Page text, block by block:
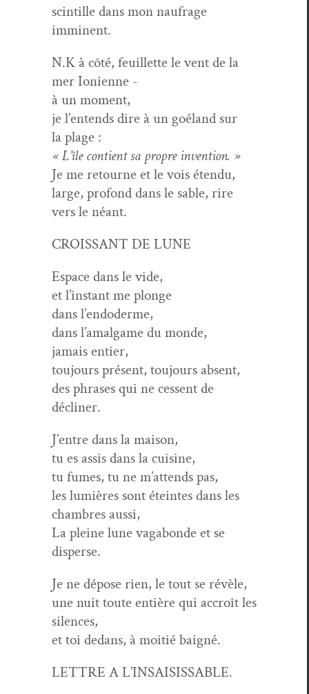
scin­tille dans mon naufrage
imminent.
N.K à côté, feuil­lette le vent de la
mer Ionienne -
à un moment,
je l’en­tends dire à un goé­land sur
la plage :
« L’île con­tient sa pro­pre invention. »
Je me retourne et le vois étendu,
large, pro­fond dans le sable, rire
vers le néant.
CROISSANT DE LUNE
Espace dans le vide,
et l’in­stant me plonge
dans l’endoderme,
dans l’a­mal­game du monde,
jamais entier,
tou­jours présent, tou­jours absent,
des phras­es qui ne cessent de
décliner.
J’en­tre dans la maison,
tu es assis dans la cuisine,
tu fumes, tu ne m’at­tends pas,
les lumières sont éteintes dans les
cham­bres aussi,
La pleine lune vagabonde et se
disperse.
Je ne dépose rien, le tout se révèle,
une nuit toute entière qui accroît les
silences,
et toi dedans, à moitié baigné.
LETTRE A L’INSAISISSABLE.